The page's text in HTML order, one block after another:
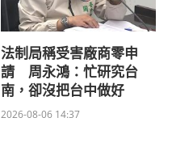
法制局稱受害廠商零申
請 周永鴻：忙研究台
南，卻沒把台中做好
2026-08-06 14:37